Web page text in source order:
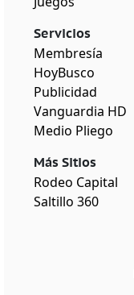
Servicios
Membresía
HoyBusco
Publicidad
Vanguardia HD
Medio Pliego
Más Sitios
Rodeo Capital
Saltillo 360